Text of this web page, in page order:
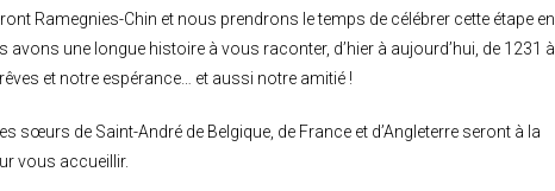
Ramegnies-Chin et nous prendrons le temps de célébrer cette étape en
avons une longue histoire à vous raconter, d’hier à aujourd’hui, de 1231 à
et notre espérance… et aussi notre amitié !
sœurs de Saint-André de Belgique, de France et d’Angleterre seront à la
vous accueillir.